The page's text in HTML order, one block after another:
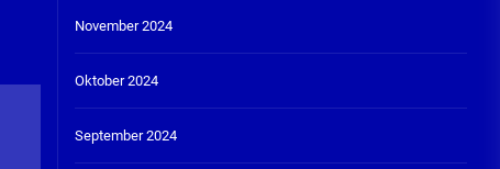
November 2024
Oktober 2024
September 2024